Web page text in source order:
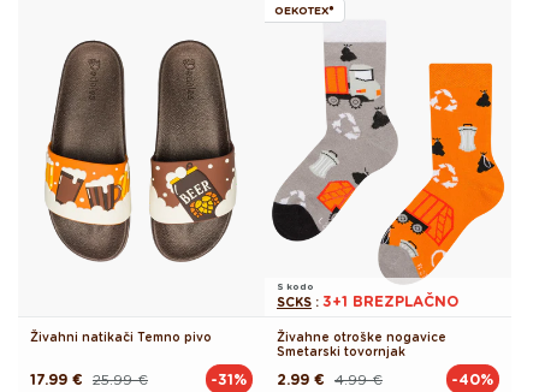
Živahni natikači Temno pivo
Redna
25.99 €
Akcijska
17.99 € -31%
OEKOTEX®
S kodo
SCKS : 3+1 BREZPLAČNO
Živahne otroške nogavice
Smetarski tovornjak
Redna 4.99 €
Akcijska
2.99 € -40%